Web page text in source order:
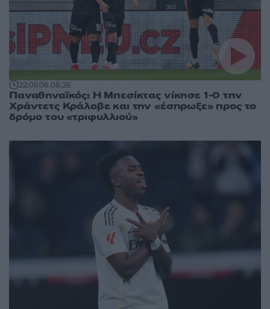
22:0606.08.26
Παναθηναϊκός: Η Μπεσίκτας νίκησε 1-0 την
Χράντετς Κράλοβε και την «έσπρωξε» προς το
δρόμο του «τριφυλλιού»